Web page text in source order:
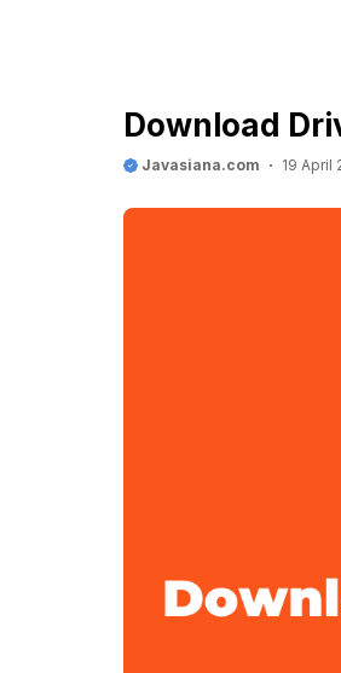
Download
Javasiana.com 19 April